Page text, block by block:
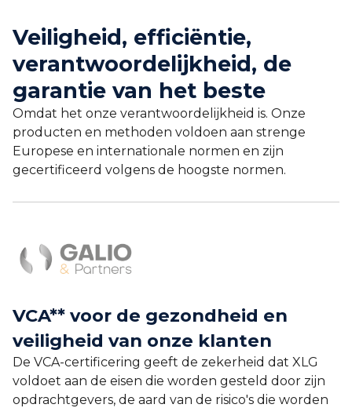
Veiligheid, efficiëntie,
verantwoordelijkheid, de
garantie van het beste
Omdat het onze verantwoordelijkheid is. Onze
producten en methoden voldoen aan strenge
Europese en internationale normen en zijn
gecertificeerd volgens de hoogste normen.
VCA** voor de gezondheid en
veiligheid van onze klanten
De VCA-certificering geeft de zekerheid dat XLG
voldoet aan de eisen die worden gesteld door zijn
opdrachtgevers, de aard van de risico's die worden